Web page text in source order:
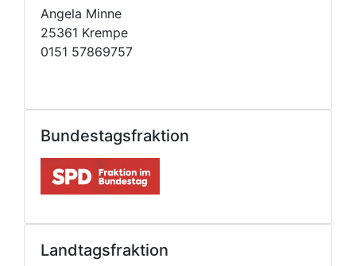
Angela Minne
25361 Krempe
0151 57869757
Bundestagsfraktion
Landtagsfraktion